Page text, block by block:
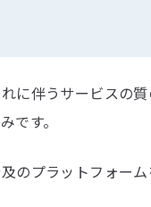
に伴うサービスの
です。
のプラットフォーム